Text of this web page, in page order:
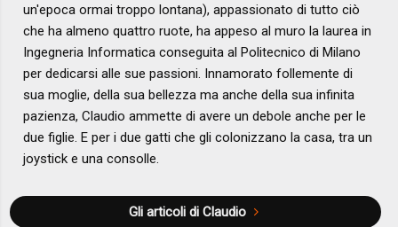
un'epoca ormai troppo lontana), appassionato di tutto ciò
che ha almeno quattro ruote, ha appeso al muro la laurea in
Ingegneria Informatica conseguita al Politecnico di Milano
per dedicarsi alle sue passioni. Innamorato follemente di
sua moglie, della sua bellezza ma anche della sua infinita
pazienza, Claudio ammette di avere un debole anche per le
due figlie. E per i due gatti che gli colonizzano la casa, tra un
joystick e una consolle.
Gli articoli di Claudio